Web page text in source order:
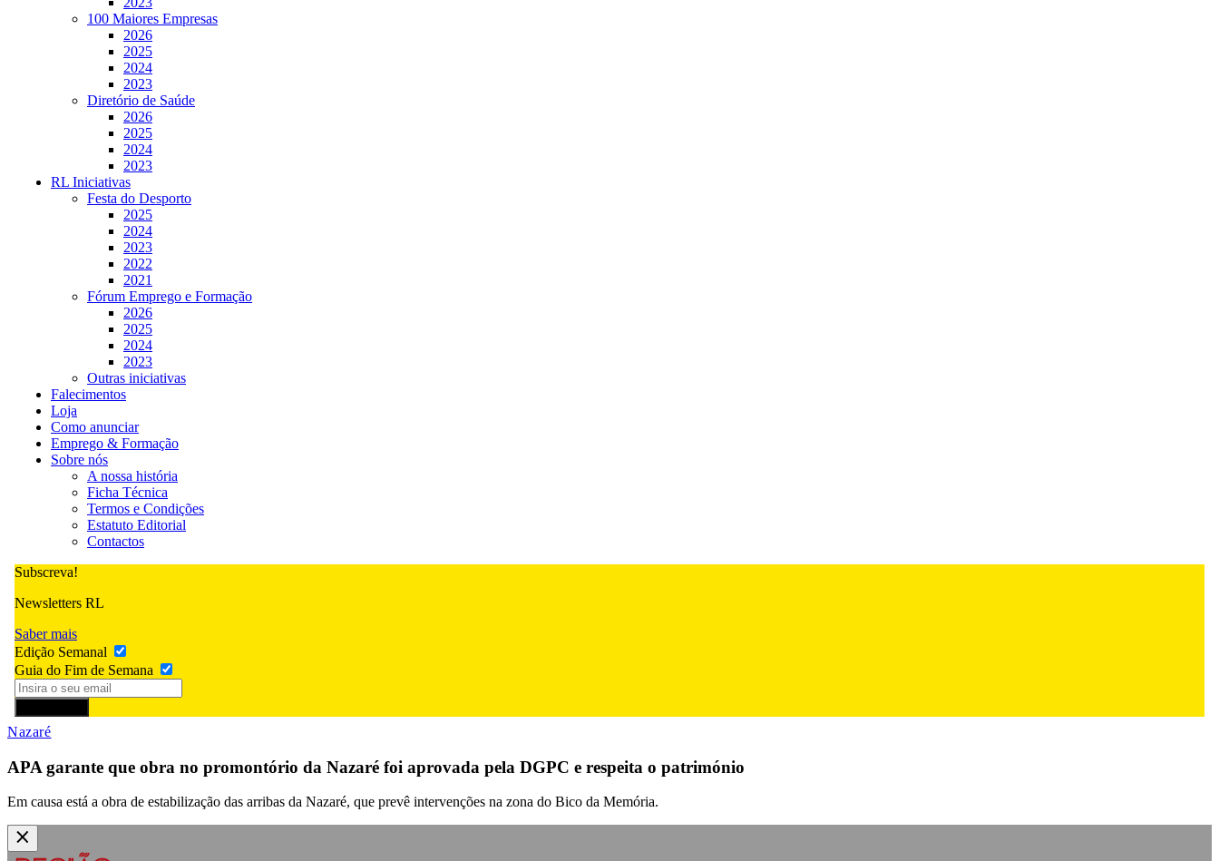
100 Maiores Empresas
2026
2025
2024
2023
Diretório de Saúde
2026
2025
2024
2023
RL Iniciativas
Festa do Desporto
2025
2024
2023
2022
2021
Fórum Emprego e Formação
2026
2025
2024
2023
Outras iniciativas
Falecimentos
Loja
Como anunciar
Emprego & Formação
Sobre nós
A nossa história
Ficha Técnica
Termos e Condições
Estatuto Editorial
Contactos
Subscreva!
Newsletters RL
Saber mais
Edição Semanal
Guia do Fim de Semana
Nazaré
APA garante que obra no promontório da Nazaré foi aprovada pela DGPC e respeita o património
Em causa está a obra de estabilização das arribas da Nazaré, que prevê intervenções na zona do Bico da Memória.